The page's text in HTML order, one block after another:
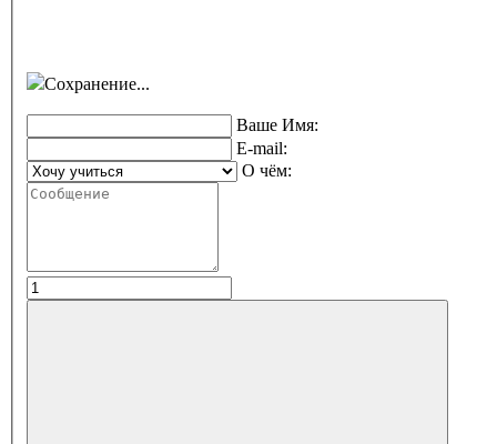
Сохранение...
Ваше Имя:
E-mail:
О чём: